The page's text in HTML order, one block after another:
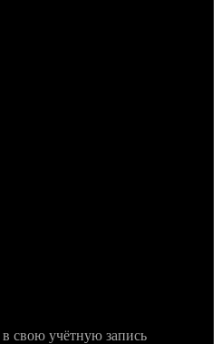
свою учётную запись